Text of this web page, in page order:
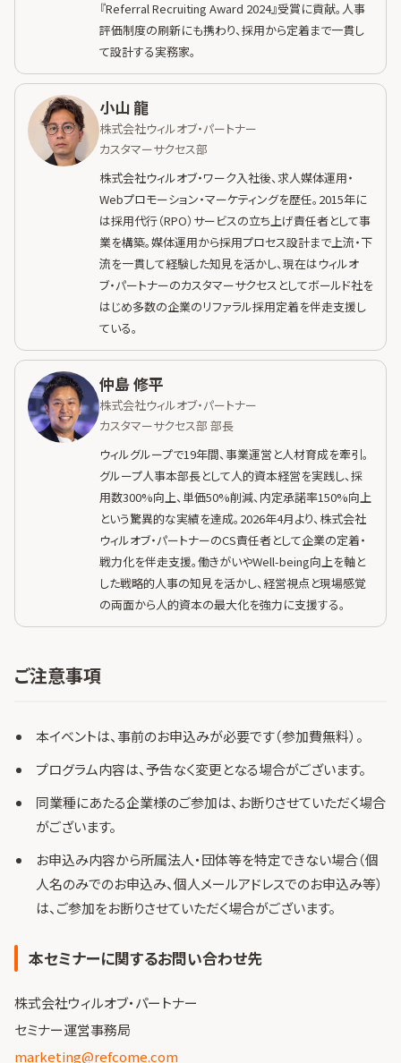
『Referral Recruiting Award 2024』受賞に貢献。人事
評価制度の刷新にも携わり、採用から定着まで一貫し
て設計する実務家。
小山 龍
株式会社ウィルオブ・パートナー
カスタマーサクセス部
株式会社ウィルオブ・ワーク入社後、求人媒体運用・
Webプロモーション・マーケティングを歴任。2015年に
は採用代行（RPO）サービスの立ち上げ責任者として事
業を構築。媒体運用から採用プロセス設計まで上流・下
流を一貫して経験した知見を活かし、現在はウィルオ
ブ・パートナーのカスタマーサクセスとしてボールド社を
はじめ多数の企業のリファラル採用定着を伴走支援し
ている。
仲島 修平
株式会社ウィルオブ・パートナー
カスタマーサクセス部 部長
ウィルグループで19年間、事業運営と人材育成を牽引。
グループ人事本部長として人的資本経営を実践し、採
用数300%向上、単価50%削減、内定承諾率150%向上
という驚異的な実績を達成。2026年4月より、株式会社
ウィルオブ・パートナーのCS責任者として企業の定着・
戦力化を伴走支援。働きがいやWell-being向上を軸と
した戦略的人事の知見を活かし、経営視点と現場感覚
の両面から人的資本の最大化を強力に支援する。
ご注意事項
本イベントは、事前のお申込みが必要です（参加費無料）。
プログラム内容は、予告なく変更となる場合がございます。
同業種にあたる企業様のご参加は、お断りさせていただく場合
がございます。
お申込み内容から所属法人・団体等を特定できない場合（個
人名のみでのお申込み、個人メールアドレスでのお申込み等）
は、ご参加をお断りさせていただく場合がございます。
本セミナーに関するお問い合わせ先
株式会社ウィルオブ・パートナー
セミナー運営事務局
marketing@refcome.com